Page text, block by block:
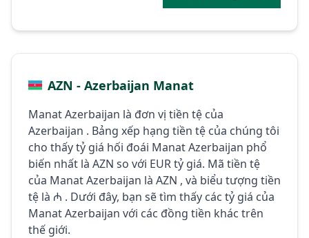
AZN - Azerbaijan Manat
Manat Azerbaijan là đơn vị tiền tệ của
Azerbaijan . Bảng xếp hạng tiền tệ của chúng tôi
cho thấy tỷ giá hối đoái Manat Azerbaijan phổ
biến nhất là AZN so với EUR tỷ giá. Mã tiền tệ
của Manat Azerbaijan là AZN , và biểu tượng tiền
tệ là ₼ . Dưới đây, bạn sẽ tìm thấy các tỷ giá của
Manat Azerbaijan với các đồng tiền khác trên
thế giới.